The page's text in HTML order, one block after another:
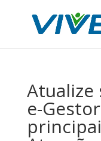
Atualize
e-